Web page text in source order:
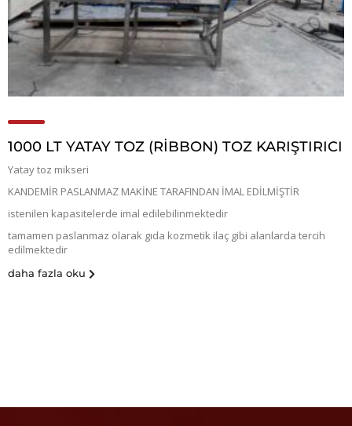
1000 LT YATAY TOZ (RİBBON) TOZ KARIŞTIRICI
Yatay toz mikseri
KANDEMİR PASLANMAZ MAKİNE TARAFINDAN İMAL EDİLMİŞTİR
istenilen kapasitelerde imal edilebilinmektedir
tamamen paslanmaz olarak gıda kozmetik ilaç gibi alanlarda tercih
edilmektedir
daha fazla oku